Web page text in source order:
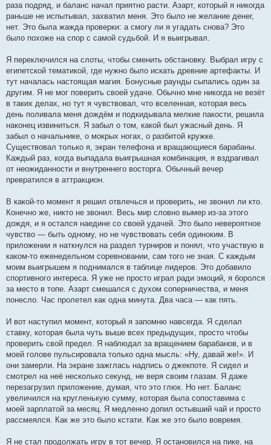
раза подряд, и баланс начал приятно расти. Азарт, который я никогда
раньше не испытывал, захватил меня. Это было не желание денег,
нет. Это была жажда проверки: а смогу ли я угадать снова? Это
было похоже на спор с самой судьбой. И я выигрывал.
Я переключился на слоты, чтобы сменить обстановку. Выбрал игру с
египетской тематикой, где нужно было искать древние артефакты. И
тут началась настоящая магия. Бонусные раунды сыпались один за
другим. Я не мог поверить своей удаче. Обычно мне никогда не везёт
в таких делах, но тут я чувствовал, что вселенная, которая весь
день поливала меня дождём и подкидывала мелкие пакости, решила
наконец извиниться. Я забыл о том, какой был ужасный день. Я
забыл о начальнике, о мокрых ногах, о разбитой кружке.
Существовал только я, экран телефона и вращающиеся барабаны.
Каждый раз, когда выпадала выигрышная комбинация, я вздрагивал
от неожиданности и внутреннего восторга. Обычный вечер
превратился в аттракцион.
В какой-то момент я решил отвлечься и проверить, не звонил ли кто.
Конечно же, никто не звонил. Весь мир словно вымер из-за этого
дождя, и я остался наедине со своей удачей. Это было невероятное
чувство — быть одному, но не чувствовать себя одиноким. В
приложении я наткнулся на раздел турниров и понял, что участвую в
каком-то еженедельном соревновании, сам того не зная. С каждым
моим выигрышем я поднимался в таблице лидеров. Это добавило
спортивного интереса. Я уже не просто играл ради эмоций, я боролся
за место в топе. Азарт смешался с духом соперничества, и меня
понесло. Час пролетел как одна минута. Два часа — как пять.
И вот наступил момент, который я запомню навсегда. Я сделал
ставку, которая была чуть выше всех предыдущих, просто чтобы
проверить свой предел. Я наблюдал за вращением барабанов, и в
моей голове пульсировала только одна мысль: «Ну, давай же!». И
они замерли. На экране зажглась надпись о джекпоте. Я сидел и
смотрел на неё несколько секунд, не веря своим глазам. Я даже
перезагрузил приложение, думая, что это глюк. Но нет. Баланс
увеличился на кругленькую сумму, которая была сопоставима с
моей зарплатой за месяц. Я медленно допил остывший чай и просто
рассмеялся. Как же это было кстати. Как же это было вовремя.
Я не стал продолжать игру в тот вечер. Я остановился на пике, на